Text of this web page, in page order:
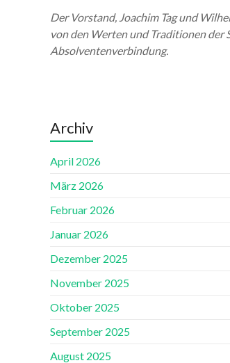
Der Vorstand, Joachim Tag und
von den Werten und Traditionen der
Absolventenverbindung.
Archiv
April 2026
März 2026
Februar 2026
Januar 2026
Dezember 2025
November 2025
Oktober 2025
September 2025
August 2025